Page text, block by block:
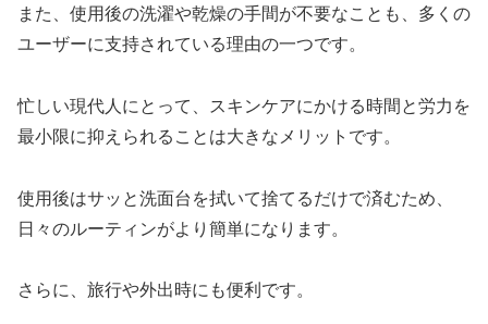
また、使用後の洗濯や乾燥の手間が不要なことも、多くの
ユーザーに支持されている理由の一つです。
忙しい現代人にとって、スキンケアにかける時間と労力を
最小限に抑えられることは大きなメリットです。
使用後はサッと洗面台を拭いて捨てるだけで済むため、
日々のルーティンがより簡単になります。
さらに、旅行や外出時にも便利です。